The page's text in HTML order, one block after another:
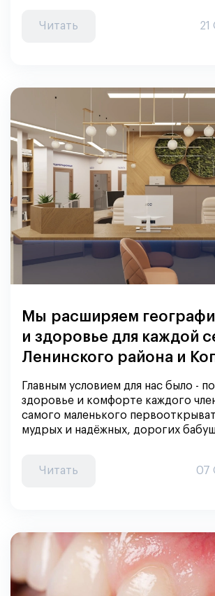
Читать
Мы расширяем
и здоровье для каждой
Ленинского района и
Главным условием для нас было -
здоровье и комфорте каждого
самого маленького
мудрых и надёжных, дорогих
Читать 07